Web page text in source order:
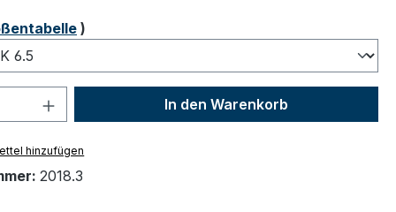
)
Anzahl: Gib den gewünschten Wert
In den Warenkorb
hinzufügen
2018.3